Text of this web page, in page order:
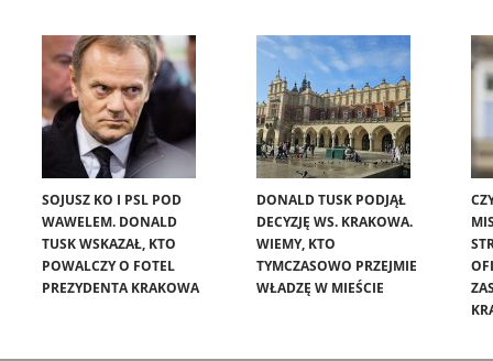
SOJUSZ KO I PSL POD
WAWELEM. DONALD
TUSK WSKAZAŁ, KTO
POWALCZY O FOTEL
PREZYDENTA KRAKOWA
DONALD TUSK PODJĄŁ
DECYZJĘ WS. KRAKOWA.
WIEMY, KTO
TYMCZASOWO PRZEJMIE
WŁADZĘ W MIEŚCIE